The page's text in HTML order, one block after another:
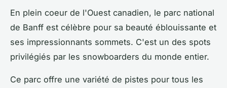
En plein coeur de l'Ouest canadien, le parc national
de Banff est célèbre pour sa beauté éblouissante et
ses impressionnants sommets. C'est un des spots
privilégiés par les snowboarders du monde entier.
Ce parc offre une variété de pistes pour tous les